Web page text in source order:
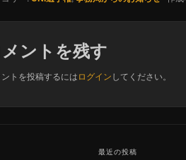
ントを残す
ントを投稿するにはログインしてください。
最近の投稿